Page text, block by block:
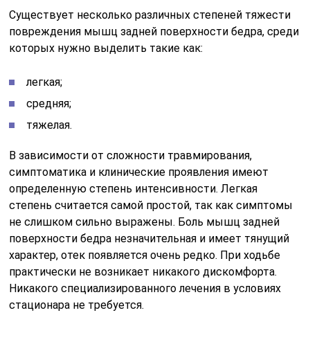
Существует несколько различных степеней тяжести
повреждения мышц задней поверхности бедра, среди
которых нужно выделить такие как:
легкая;
средняя;
тяжелая.
В зависимости от сложности травмирования,
симптоматика и клинические проявления имеют
определенную степень интенсивности. Легкая
степень считается самой простой, так как симптомы
не слишком сильно выражены. Боль мышц задней
поверхности бедра незначительная и имеет тянущий
характер, отек появляется очень редко. При ходьбе
практически не возникает никакого дискомфорта.
Никакого специализированного лечения в условиях
стационара не требуется.